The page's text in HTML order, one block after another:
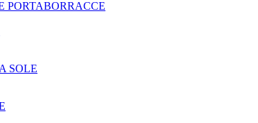
PORTABORRACCE
SOLE